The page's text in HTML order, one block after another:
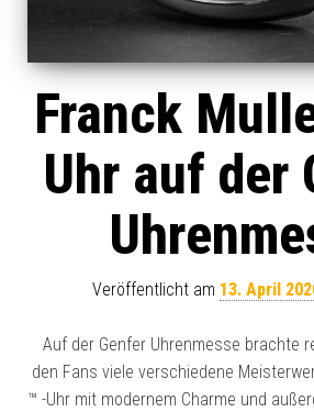
Franck
Uhr auf der
Veröffentlicht am 13. April
Auf der Genfer Uhrenmesse brachte
den Fans viele verschiedene
™ -Uhr mit modernem Charme und